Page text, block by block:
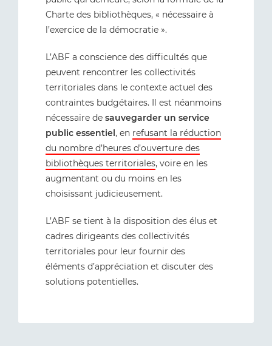
Charte des bibliothèques, « nécessaire à
l’exercice de la démocratie ».
L’ABF a conscience des difficultés que
peuvent rencontrer les collectivités
territoriales dans le contexte actuel des
contraintes budgétaires. Il est néanmoins
nécessaire de sauvegarder un service
public essentiel, en refusant la réduction
du nombre d’heures d’ouverture des
bibliothèques territoriales, voire en les
augmentant ou du moins en les
choisissant judicieusement.
L’ABF se tient à la disposition des élus et
cadres dirigeants des collectivités
territoriales pour leur fournir des
éléments d’appréciation et discuter des
solutions potentielles.